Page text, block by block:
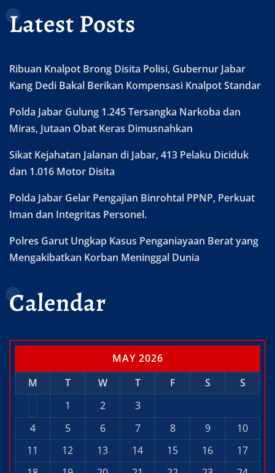
Latest Posts
Ribuan Knalpot Brong Disita Polisi, Gubernur Jabar
Kang Dedi Bakal Berikan Kompensasi Knalpot Standar
Polda Jabar Gulung 1.245 Tersangka Narkoba dan
Miras, Jutaan Obat Keras Dimusnahkan
Sikat Kejahatan Jalanan di Jabar, 413 Pelaku Diciduk
dan 1.016 Motor Disita
Polda Jabar Gelar Pengajian Binrohtal PPNP, Perkuat
Iman dan Integritas Personel.
Polres Garut Ungkap Kasus Penganiayaan Berat yang
Mengakibatkan Korban Meninggal Dunia
Calendar
MAY 2026
M
T W T F S
S
1
2
3
4
5 6 7 8 9
10
11
12 13 14 15 16
17